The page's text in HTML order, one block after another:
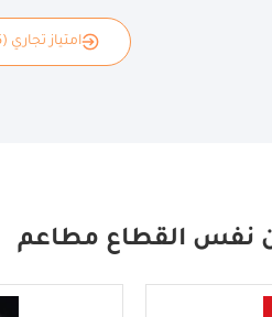
امتياز تجاري (5)
نفس القطاع مطاعم